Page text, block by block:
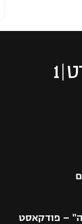
– פודקאסט